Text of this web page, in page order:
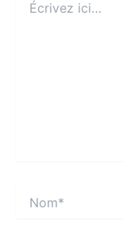
ici…